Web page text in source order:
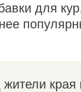
для
края